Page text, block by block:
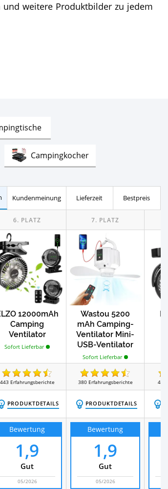
weitere Produktbilder zu jedem
Test
CampingkocherTest
Doppel-LuftmatratzenTest
Campingschränke Test
Kundenmeinung Lieferzeit Bestpreis
12000mAh
Camping
Ventilator
Sofort Lieferbar
Wastou 5200
mAh Camping-
Ventilator Mini-
USB-Ventilator
Sofort Lieferbar
443 Erfahrungsberichte 380 Erfahrungsberichte 42
PRODUKTDETAILS PRODUKTDETAILS
Bewertung
1,9
Gut
05/2026
Bewertung
1,9
Gut
05/2026